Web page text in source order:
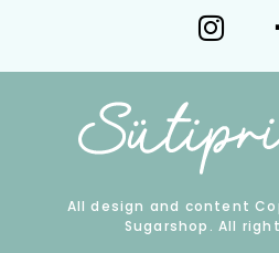
All design and content
Sugarshop. All